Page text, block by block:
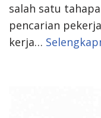
salah satu
pencarian
kerja…